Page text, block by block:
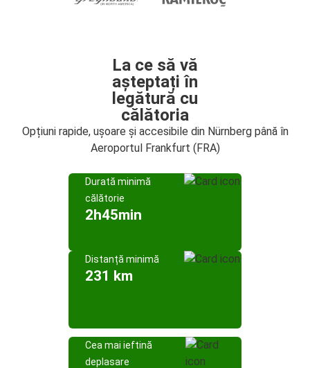
La ce să vă
așteptați în
legătură cu
călătoria
Opțiuni rapide, ușoare și accesibile din Nürnberg până în
Aeroportul Frankfurt (FRA)
Durată minimă
călătorie
2h45min
Distanță minimă
231 km
Cea mai ieftină
deplasare